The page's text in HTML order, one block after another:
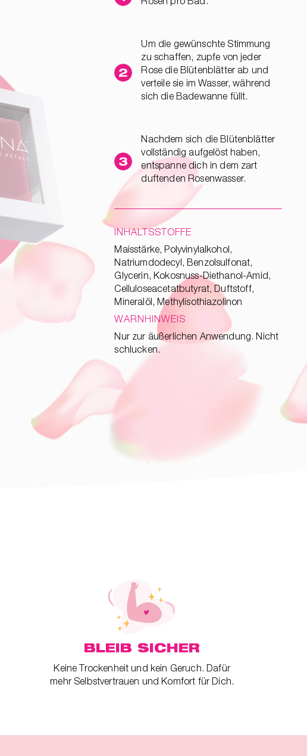
Um die gewünschte Stimmung
zu schaffen, zupfe von jeder
Rose die Blütenblätter ab und
verteile sie im Wasser, während
sich die Badewanne füllt.
Nachdem sich die Blütenblätter
vollständig aufgelöst haben,
entspanne dich in dem zart
duftenden Rosenwasser.
INHALTSSTOFFE
Maisstärke, Polyvinylalkohol,
Natriumdodecyl, Benzolsulfonat,
Glycerin, Kokosnuss-Diethanol-Amid,
Celluloseacetatbutyrat, Duftstoff,
Mineralöl, Methylisothiazolinon
WARNHINWEIS
Nur zur äußerlichen Anwendung. Nicht
schlucken.
BLEIB SICHER
Keine Trockenheit und kein Geruch. Dafür
mehr Selbstvertrauen und Komfort für Dich.